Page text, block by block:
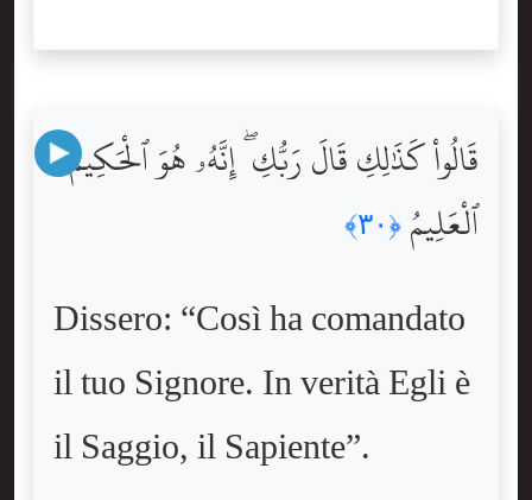
قَالُواْ كَذَٰلِكِ قَالَ رَبُّكِ ۖ إِنَّهُۥ هُوَ ٱلْحَكِيمُ
ٱلْعَلِيمُ ﴿٣٠﴾
Dissero: “Così ha comandato
il tuo Signore. In verità Egli è
il Saggio, il Sapiente”.